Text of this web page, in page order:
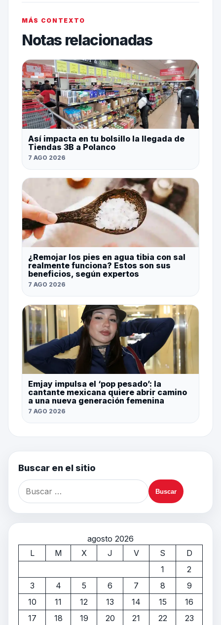
MÁS CONTEXTO
Notas relacionadas
Así impacta en tu bolsillo la llegada de
Tiendas 3B a Polanco
7 AGO 2026
¿Remojar los pies en agua tibia con sal
realmente funciona? Estos son sus
beneficios, según expertos
7 AGO 2026
Emjay impulsa el ‘pop pesado’: la
cantante mexicana quiere abrir camino
a una nueva generación femenina
7 AGO 2026
Buscar en el sitio
agosto 2026
L
M X J V S
D
1
2
3
4 5 6 7 8
9
10
11 12 13 14 15
16
17
18 19 20 21 22
23